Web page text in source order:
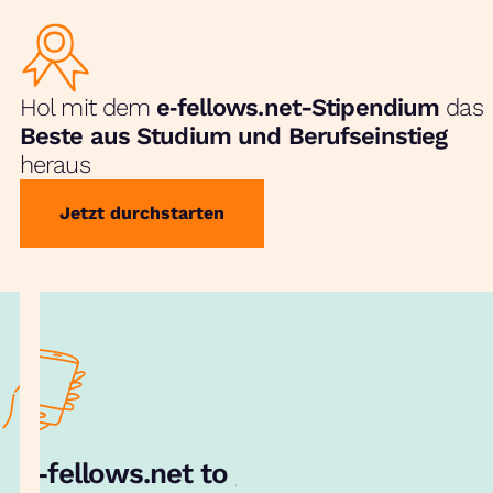
Hol mit dem e‑fellows.net-Stipendium das
Beste aus Studium und Berufseinstieg
heraus
Jetzt durchstarten
e‑fellows.net to go: